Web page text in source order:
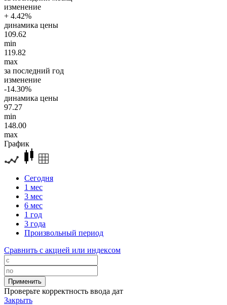
изменение
+ 4.42%
динамика цены
109.62
min
119.82
max
за последний год
изменение
-14.30%
динамика цены
97.27
min
148.00
max
График
Сегодня
1 мес
3 мес
6 мес
1 год
3 года
Произвольный период
Сравнить с акцией или индексом
Проверьте корректность ввода дат
Закрыть